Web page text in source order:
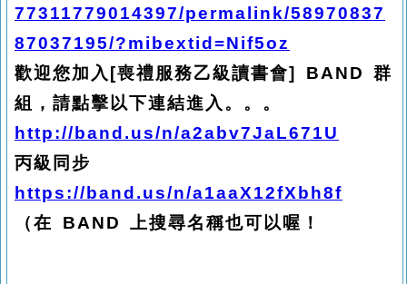
77311779014397/permalink/58970837
87037195/?mibextid=Nif5oz
歡迎您加入[喪禮服務乙級讀書會] BAND 群
組，請點擊以下連結進入。。。
http://band.us/n/a2abv7JaL671U
丙級同步
https://band.us/n/a1aaX12fXbh8f
（在 BAND 上搜尋名稱也可以喔！